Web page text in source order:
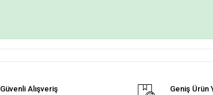
Güvenli Alışveriş Geniş Ürün